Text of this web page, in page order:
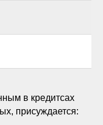
в кредитсах
присуждается: